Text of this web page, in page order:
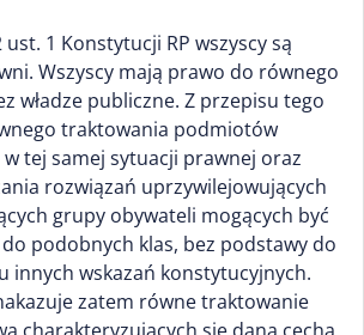
1 Konstytucji RP wszyscy są
Wszyscy mają prawo do równego
władze publiczne. Z przepisu tego
traktowania podmiotów
tej samej sytuacji prawnej oraz
rozwiązań uprzywilejowujących
grupy obywateli mogących być
podobnych klas, bez podstawy do
innych wskazań konstytucyjnych.
zatem równe traktowanie